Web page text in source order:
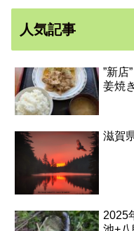
人気記事
”新店
姜焼
滋賀
2025